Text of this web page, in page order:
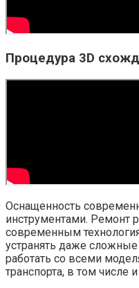
Процедура 3D
Оснащенность
инструментами. Ремонт
современным
устранять даже
работать со всеми
транспорта, в том числе